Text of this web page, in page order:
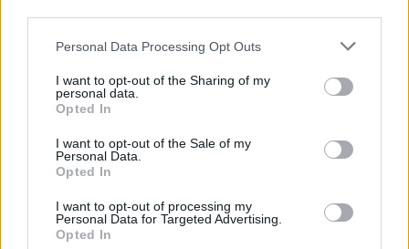
This information may also be disclosed by us to third parties
further disclose it to other third parties.
Please note that this website/app uses one or more Google
services and may gather and store information including but
not limited to your visit or usage behaviour. You may click to
grant or deny consent to Google and its third-party tags to
consent section.
Personal Data Processing Opt Outs
I want to opt-out of the Sharing of my
personal data.
Opted In
I want to opt-out of the Sale of my
Personal Data.
Opted In
I want to opt-out of processing my
Personal Data for Targeted Advertising.
Opted In